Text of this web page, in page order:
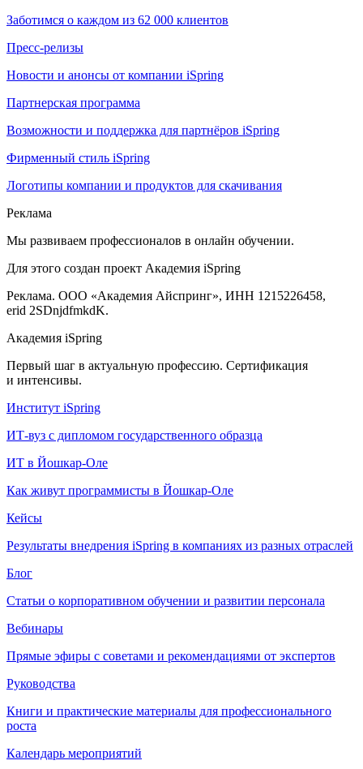
Заботимся о каждом из 62 000 клиентов
Пресс-релизы
Новости и анонсы от компании iSpring
Партнерская программа
Возможности и поддержка для партнёров iSpring
Фирменный стиль iSpring
Логотипы компании и продуктов для скачивания
Реклама
Мы развиваем профессионалов в онлайн обучении.
Для этого создан проект Академия iSpring
Реклама. ООО «Академия Айспринг», ИНН 1215226458,
erid 2SDnjdfmkdK.
Академия iSpring
Первый шаг в актуальную профессию. Сертификация
и интенсивы.
Институт iSpring
ИТ-вуз с дипломом государственного образца
ИТ в Йошкар-Оле
Как живут программисты в Йошкар‑Оле
Кейсы
Результаты внедрения iSpring в компаниях из разных отраслей
Блог
Статьи о корпоративном обучении и развитии персонала
Вебинары
Прямые эфиры с советами и рекомендациями от экспертов
Руководства
Книги и практические материалы для профессионального
роста
Календарь мероприятий